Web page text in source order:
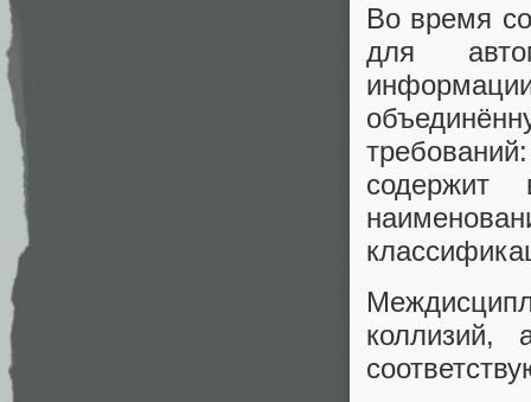
Во время
для
содержит
коллизий,